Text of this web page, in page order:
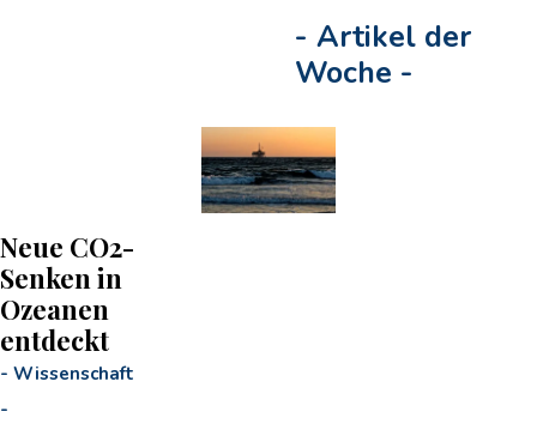
-Artikel der
Woche -
Neue CO2-
Senken in
Ozeanen
entdeckt
- Wissenschaft
-